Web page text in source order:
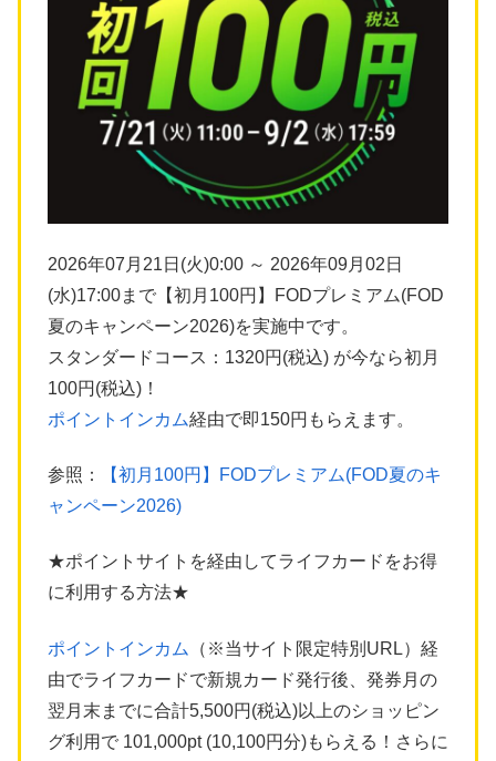
2026年07月21日(火)0:00 ～ 2026年09月02日
(水)17:00まで【初月100円】FODプレミアム(FOD
夏のキャンペーン2026)を実施中です。
スタンダードコース：1320円(税込) が今なら初月
100円(税込)！
ポイントインカム経由で即150円もらえます。
参照：
【初月100円】FODプレミアム(FOD夏のキ
ャンペーン2026)
★ポイントサイトを経由してライフカードをお得
に利用する方法★
ポイントインカム
（※当サイト限定特別URL）経
由でライフカードで新規カード発行後、発券月の
翌月末までに合計5,500円(税込)以上のショッピン
グ利用で 101,000pt (10,100円分)もらえる！さらに